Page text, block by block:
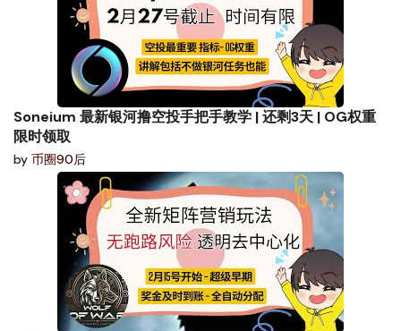
Soneium 最新银河撸空投手把手教学 | 还剩3天 | OG权重
限时领取
by 币圈90后